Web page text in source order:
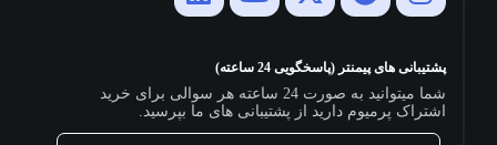
پشتیبانی های پیمنتر (پاسخگویی 24 ساعته)
شما میتوانید به صورت 24 ساعته هر سوالی برای خرید
اشتراک پرمیوم دارید از پشتیبانی های ما بپرسید.